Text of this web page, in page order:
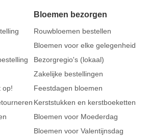
op!
Bloemen bezorgen
Rouwbloemen bestellen
Bloemen voor elke gelegenheid
Bezorgregio's (lokaal)
Zakelijke bestellingen
Feestdagen bloemen
Kerststukken en kerstboeketten
Bloemen voor Moederdag
Bloemen voor Valentijnsdag